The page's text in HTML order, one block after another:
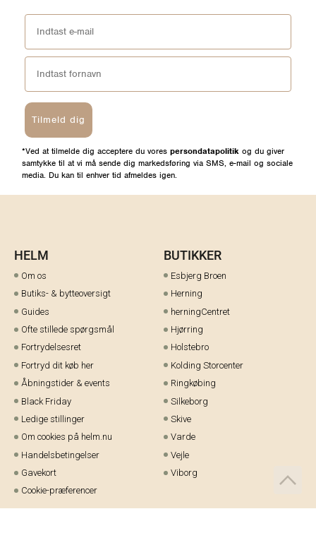
Tilmeld dig
*Ved at tilmelde dig acceptere du vores persondatapolitik og du giver
samtykke til at vi må sende dig markedsføring via SMS, e-mail og sociale
media. Du kan til enhver tid afmeldes igen.
HELM
Om os
Butiks- & bytteoversigt
Guides
Ofte stillede spørgsmål
Fortrydelsesret
Fortryd dit køb her
Åbningstider & events
Black Friday
Ledige stillinger
Om cookies på helm.nu
Handelsbetingelser
Gavekort
Cookie-præferencer
BUTIKKER
Esbjerg Broen
Herning
herningCentret
Hjørring
Holstebro
Kolding Storcenter
Ringkøbing
Silkeborg
Skive
Varde
Vejle
Viborg